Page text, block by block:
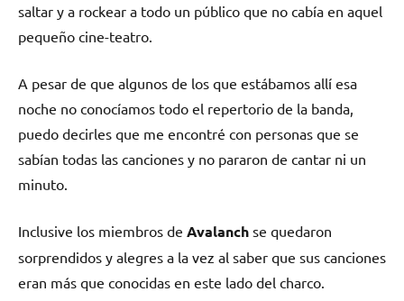
saltar y a rockear a todo un público que no cabía en aquel
pequeño cine-teatro.
A pesar de que algunos de los que estábamos allí esa
noche no conocíamos todo el repertorio de la banda,
puedo decirles que me encontré con personas que se
sabían todas las canciones y no pararon de cantar ni un
minuto.
Inclusive los miembros de Avalanch se quedaron
sorprendidos y alegres a la vez al saber que sus canciones
eran más que conocidas en este lado del charco.